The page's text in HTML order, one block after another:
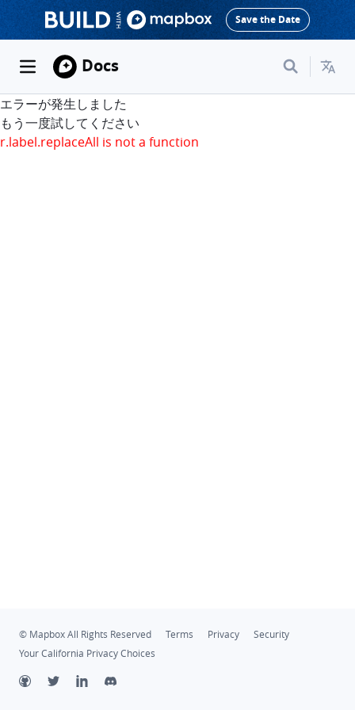
Save the Date
Docs
エラーが発生しました
もう一度試してください
r.label.replaceAll is not a function
© Mapbox All Rights Reserved Terms Privacy
Security
Your California Privacy Choices